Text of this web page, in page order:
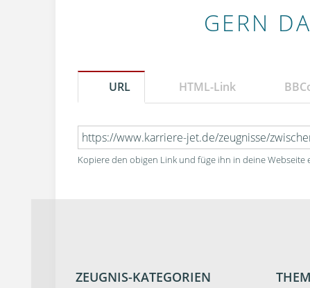
GERN
URL HTML-Link
Kopiere den obigen Link und füge ihn in deine Webseite
ZEUGNIS-KATEGORIEN